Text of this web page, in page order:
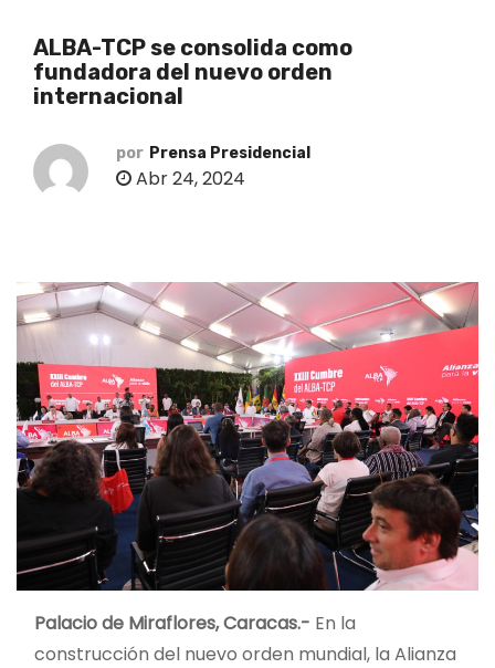
ALBA-TCP se consolida como
fundadora del nuevo orden
internacional
por Prensa Presidencial
Abr 24, 2024
Palacio de Miraflores, Caracas.- En la
construcción del nuevo orden mundial, la Alianza